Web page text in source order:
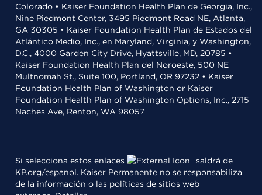
Colorado • Kaiser Foundation Health Plan de Georgia, Inc.,
Nine Piedmont Center, 3495 Piedmont Road NE, Atlanta,
GA 30305 • Kaiser Foundation Health Plan de Estados del
Atlántico Medio, Inc., en Maryland, Virginia, y Washington,
D.C., 4000 Garden City Drive, Hyattsville, MD, 20785 •
Kaiser Foundation Health Plan del Noroeste, 500 NE
Multnomah St., Suite 100, Portland, OR 97232 • Kaiser
Foundation Health Plan of Washington or Kaiser
Foundation Health Plan of Washington Options, Inc., 2715
Naches Ave, Renton, WA 98057
Si selecciona estos enlaces
saldrá de
KP.org/espanol. Kaiser Permanente no se responsabiliza
de la información o las políticas de sitios web